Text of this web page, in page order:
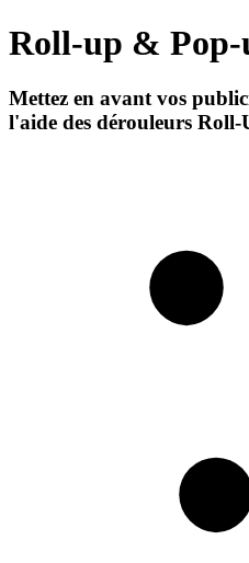
Roll-up & Pop-
Mettez en avant vos
l'aide des dérouleurs